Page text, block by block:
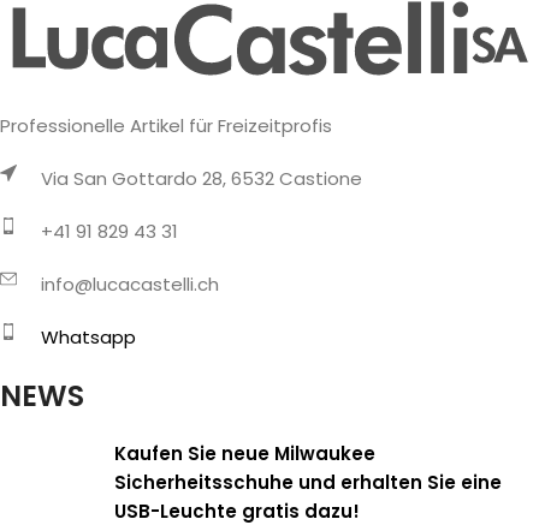
Professionelle Artikel für Freizeitprofis
Via San Gottardo 28, 6532 Castione
+41 91 829 43 31
info@lucacastelli.ch
Whatsapp
NEWS
Kaufen Sie neue Milwaukee
Sicherheitsschuhe und erhalten Sie eine
USB-Leuchte gratis dazu!